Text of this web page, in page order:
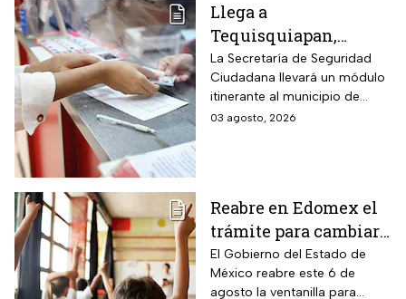
Llega a
Tequisquiapan,
Querétaro, unidad
móvil de licencia de
conducir este martes
4 de agosto: los cupos
La Secretaría de Seguridad
Ciudadana llevará un módulo
itinerante al municipio de
Tequisquiapan, en Querétaro,
03 agosto, 2026
Reabre en Edomex el
trámite para cambiar
de escuela a tus hijos
en preescolar,
El Gobierno del Estado de
México reabre este 6 de
agosto la ventanilla para